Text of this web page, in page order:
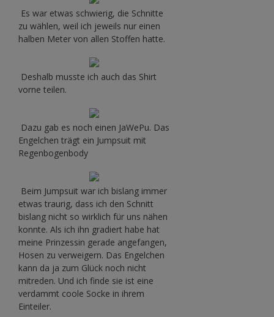
Es war etwas schwierig, die Schnitte
zu wählen, weil ich jeweils nur einen
halben Meter von allen Stoffen hatte.
Deshalb musste ich auch das Shirt
vorne teilen.
Dazu gab es noch einen JaWePu. Das
Engelchen trägt ein Jumpsuit mit
Regenbogenbody
Beim Jumpsuit war ich bislang immer
etwas traurig, dass ich den Schnitt
bislang nicht so wirklich für uns nähen
konnte. Als ich ihn gradiert habe hat
meine Prinzessin gerade angefangen,
Hosen zu verweigern. Das Engelchen
kann da ja zum Glück noch nicht
mitreden. Und ich finde sie ist eine
verdammt coole Socke in ihrem
Einteiler.